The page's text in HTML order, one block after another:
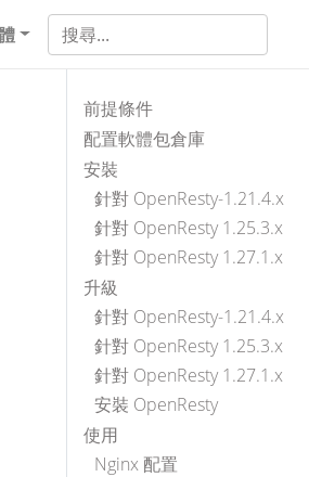
前提條件
配置軟體包倉庫
安裝
針對 OpenResty-1.21.4.x
針對 OpenResty 1.25.3.x
針對 OpenResty 1.27.1.x
升級
針對 OpenResty-1.21.4.x
針對 OpenResty 1.25.3.x
針對 OpenResty 1.27.1.x
安裝 OpenResty
使用
Nginx 配置